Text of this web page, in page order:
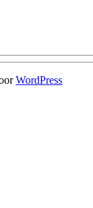
WordPress